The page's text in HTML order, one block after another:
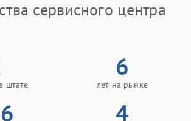
сервисного центра
штате
6
лет на рынке
4